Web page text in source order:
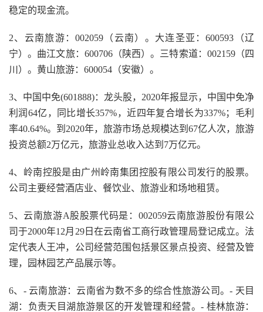
稳定的现金流。
2、云南旅游：002059（云南）。大连圣亚：600593（辽
宁）。曲江文旅：600706（陕西）。三特索道：002159（四
川）。黄山旅游：600054（安徽）。
3、中国中免(601888)：龙头股，2020年报显示，中国中免净
利润64亿，同比增长357%，近四年复合增长为337%；毛利
率40.64%。到2020年，旅游市场总规模达到67亿人次，旅游
投资总额2万亿元，旅游业总收入达到7万亿元。
4、岭南控股是由广州岭南集团控股有限公司发行的股票。
公司主要经营酒店业、餐饮业、旅游业和场地租赁。
5、云南旅游A股股票代码是：002059云南旅游股份有限公
司于2000年12月29日在云南省工商行政管理局登记成立。法
定代表人王冲，公司经营范围包括景区景点投资、经营及管
理，园林园艺产品展示等。
6、- 云南旅游：云南省为数不多的综合性旅游公司。- 天目
湖：负责天目湖旅游景区的开发管理和经营。- 桂林旅游：